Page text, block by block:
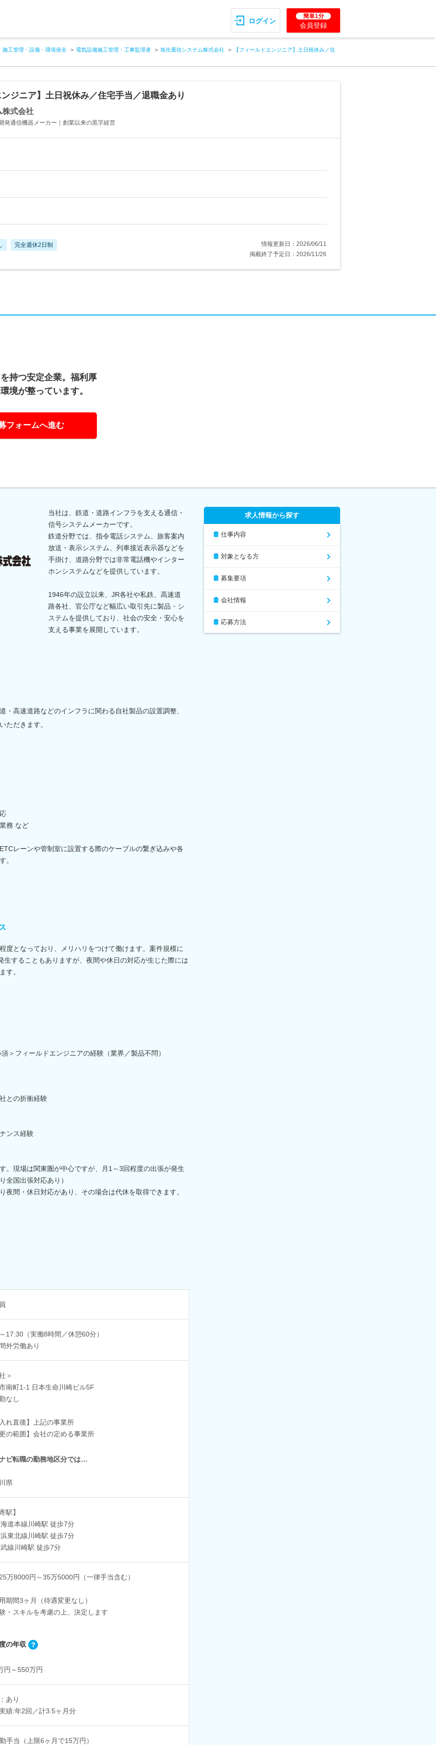
ログイン
簡単1分
会員登録
施工管理・設備・環境保全 電気設備施工管理・工事監理者 旭光通信システム株式会社 【フィールドエンジニア】土日祝休み／住
ジニア】土日祝休み／住宅手当／退職金あり
株式会社
発通信機器メーカー｜創業以来の黒字経営
完全週休2日制
情報更新日：2026/06/11
掲載終了予定日：2026/11/26
持つ安定企業。福利厚
境が整っています。
フォームへ進む
当社は、鉄道・道路インフラを支える通信・
信号システムメーカーです。
鉄道分野では、指令電話システム、旅客案内
放送・表示システム、列車接近表示器などを
手掛け、道路分野では非常電話機やインター
ホンシステムなどを提供しています。
1946年の設立以来、JR各社や私鉄、高速道
路各社、官公庁など幅広い取引先に製品・シ
ステムを提供しており、社会の安全・安心を
支える事業を展開しています。
・高速道路などのインフラに関わる自社製品の設置調整、
ただきます。
務 など
レーンや管制室に設置する際のケーブルの繋ぎ込みや各
。
度となっており、メリハリをつけて働けます。案件規模に
生することもありますが、夜間や休日の対応が生じた際には
す。
＞フィールドエンジニアの経験（業界／製品不問）
との折衝経験
ンス経験
。現場は関東圏が中心ですが、月1～3回程度の出張が発生
全国出張対応あり）
夜間・休日対応があり、その場合は代休を取得できます。
17:30（実働8時間／休憩60分）
外労働あり
＞
南町1-1 日本生命川崎ビル5F
なし
れ直後】上記の事業所
の範囲】会社の定める事業所
ビ転職の勤務地区分では…
県
駅】
道本線川崎駅 徒歩7分
東北線川崎駅 徒歩7分
線川崎駅 徒歩7分
万8000円～35万5000円（一律手当含む）
期間3ヶ月（待遇変更なし）
・スキルを考慮の上、決定します
の年収
円～550万円
あり
績:年2回／計3.5ヶ月分
手当（上限6ヶ月で15万円）
求人情報から探す
仕事内容
対象となる方
募集要項
会社情報
応募方法